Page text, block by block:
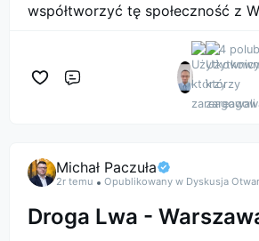
współtworzyć tę społeczność z
4
Michał Paczuła
2r temu Opublikowany w Dyskusja
Droga Lwa -